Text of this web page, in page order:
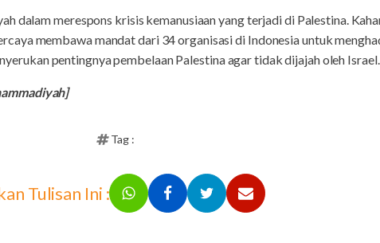
dalam merespons krisis kemanusiaan yang terjadi di Palestina.
membawa mandat dari 34 organisasi di Indonesia untuk
pentingnya pembelaan Palestina agar tidak dijajah oleh Israel.
Tag :
Tulisan Ini :